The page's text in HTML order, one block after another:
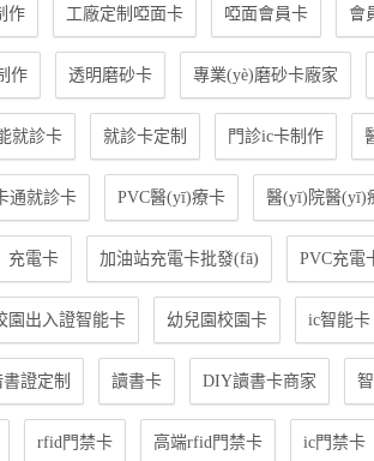
作 工廠定制啞面卡 啞面會員卡 會
作 透明磨砂卡 專業(yè)磨砂卡廠家
就診卡 就診卡定制 門診ic卡制作
通就診卡 PVC醫(yī)療卡 醫(yī)院醫(yī)
充電卡 加油站充電卡批發(fā) PVC充電
園出入證智能卡 幼兒園校園卡 ic智能卡
證定制 讀書卡 DIY讀書卡商家
rfid門禁卡 高端rfid門禁卡 ic門禁卡